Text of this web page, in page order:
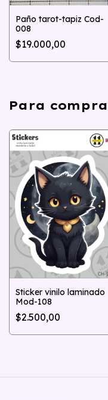
Paño tarot-tapiz Cod-
008
$19.000,00
Para
Sticker vinilo laminado
Mod-108
$2.500,00